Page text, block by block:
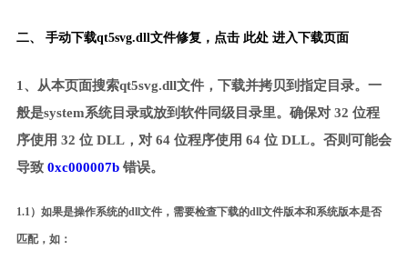
二、 手动下载qt5svg.dll文件修复， 点击 此处 进入下载页面
1、从本页面搜索qt5svg.dll文件，下载并拷贝到指定目录。一
般是system系统目录或放到软件同级目录里。确保对 32 位程
序使用 32 位 DLL，对 64 位程序使用 64 位 DLL。否则可能会
导致 0xc000007b错误。
1.1）如果是操作系统的dll文件，需要检查下载的dll文件版本和系统版本是否
匹配，如：